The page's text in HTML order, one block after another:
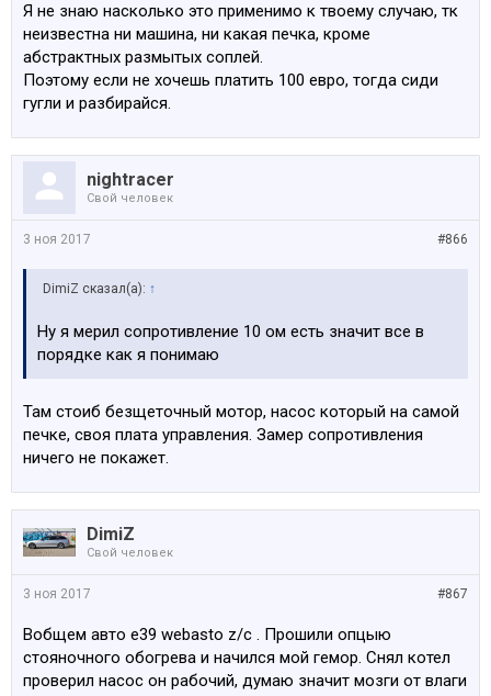
Я не знаю насколько это применимо к твоему случаю, тк
неизвестна ни машина, ни какая печка, кроме
абстрактных размытых соплей.
Поэтому если не хочешь платить 100 евро, тогда сиди
гугли и разбирайся.
nightracer
Свой человек
#866
3 ноя 2017
DimiZ сказал(а): ↑
Ну я мерил сопротивление 10 ом есть значит все в
порядке как я понимаю
Там стоиб безщеточный мотор, насос который на самой
печке, своя плата управления. Замер сопротивления
ничего не покажет.
DimiZ
Свой человек
#867
3 ноя 2017
Вобщем авто е39 webasto z/c . Прошили опцыю
стояночного обогрева и начился мой гемор. Снял котел
проверил насос он рабочий, думаю значит мозги от влаги